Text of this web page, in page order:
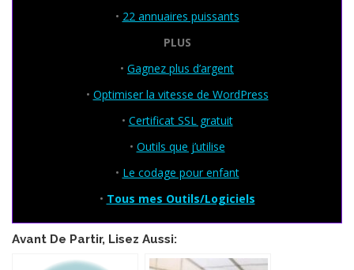
• 22 annuaires puissants
PLUS
• Gagnez plus d’argent
• Optimiser la vitesse de WordPress
• Certificat SSL gratuit
• Outils que j’utilise
• Le codage pour enfant
• Tous mes Outils/Logiciels
Avant De Partir, Lisez Aussi: